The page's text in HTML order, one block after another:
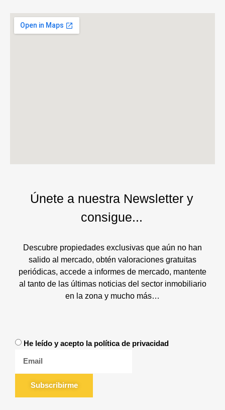
Únete a nuestra Newsletter y
consigue...
Descubre propiedades exclusivas que aún no han
salido al mercado, obtén valoraciones gratuitas
periódicas, accede a informes de mercado, mantente
al tanto de las últimas noticias del sector inmobiliario
en la zona y mucho más…
He leído y acepto la política de privacidad
Subscribirme